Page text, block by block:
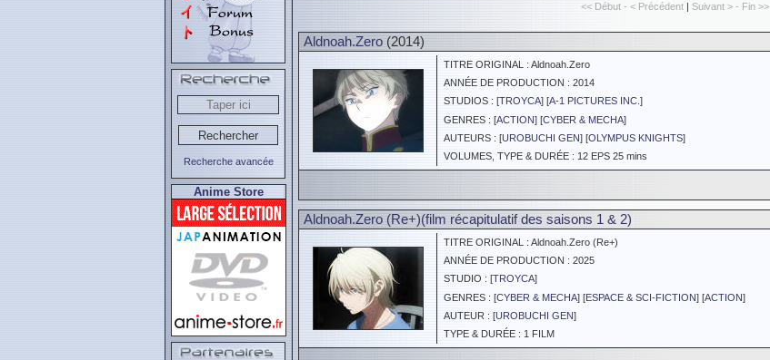
Recherche avancée
Anime Store
<< Début - < Précédent | Suivant > - Fin >>
Aldnoah.Zero (2014)
TITRE ORIGINAL : Aldnoah.Zero
ANNÉE DE PRODUCTION : 2014
STUDIOS : [TROYCA] [A-1 PICTURES INC. ]
GENRES : [ACTION] [CYBER & MECHA]
AUTEURS : [UROBUCHI GEN] [OLYMPUS KNIGHTS]
VOLUMES, TYPE & DURÉE : 12 EPS 25 mins
Aldnoah.Zero (Re+)(film récapitulatif des saisons 1 & 2)
TITRE ORIGINAL : Aldnoah.Zero (Re+)
ANNÉE DE PRODUCTION : 2025
STUDIO : [TROYCA]
GENRES : [CYBER & MECHA] [ESPACE & SCI-FICTION] [ACTION]
AUTEUR : [UROBUCHI GEN]
TYPE & DURÉE : 1 FILM